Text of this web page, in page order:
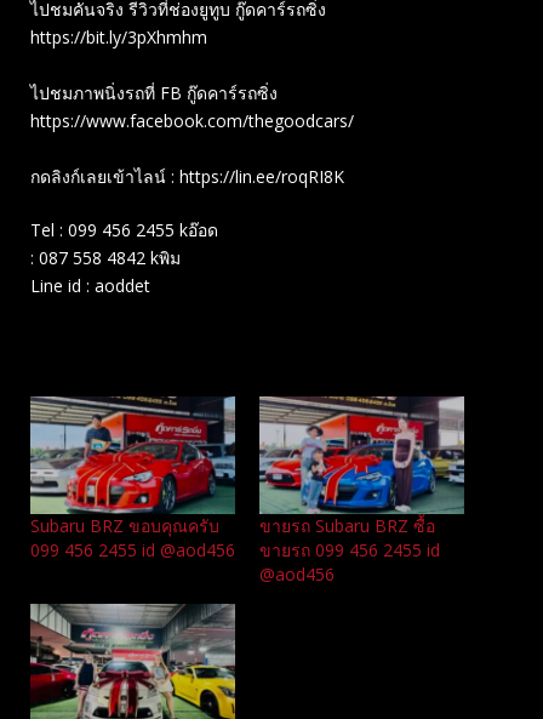
ไปชมคันจริง รีวิวที่ช่องยู​ทูบ​ กู๊ดคาร์รถซิ่ง
https://bit.ly/3pXhmhm​
ไปชมภาพนิ่งรถที่ FB กู๊ดคาร์รถซิ่ง
https://www.facebook.com/thegoodcars/
กดลิงก์เลยเข้าไลน์ : https://lin.ee/roqRI8K
Tel : 099 456 2455 kอ๊อด
: 087 558 4842 kพิม
Line id : aoddet
Subaru BRZ ขอบคุณครับ
099 456 2455 id @aod456
ขายรถ Subaru BRZ ซื้อ
ขายรถ 099 456 2455 id
@aod456